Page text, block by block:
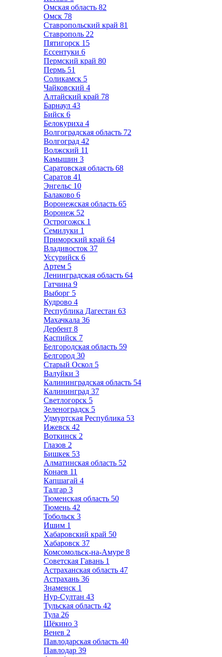
Омская область 82
Омск 78
Ставропольский край 81
Ставрополь 22
Пятигорск 15
Ессентуки 6
Пермский край 80
Пермь 51
Соликамск 5
Чайковский 4
Алтайский край 78
Барнаул 43
Бийск 6
Белокуриха 4
Волгоградская область 72
Волгоград 42
Волжский 11
Камышин 3
Саратовская область 68
Саратов 41
Энгельс 10
Балаково 6
Воронежская область 65
Воронеж 52
Острогожск 1
Семилуки 1
Приморский край 64
Владивосток 37
Уссурийск 6
Артем 5
Ленинградская область 64
Гатчина 9
Выборг 5
Кудрово 4
Республика Дагестан 63
Махачкала 36
Дербент 8
Каспийск 7
Белгородская область 59
Белгород 30
Старый Оскол 5
Валуйки 3
Калининградская область 54
Калининград 37
Светлогорск 5
Зеленоградск 5
Удмуртская Республика 53
Ижевск 42
Воткинск 2
Глазов 2
Бишкек 53
Алматинская область 52
Конаев 11
Капшагай 4
Талгар 3
Тюменская область 50
Тюмень 42
Тобольск 3
Ишим 1
Хабаровский край 50
Хабаровск 37
Комсомольск-на-Амуре 8
Советская Гавань 1
Астраханская область 47
Астрахань 36
Знаменск 1
Нур-Султан 43
Тульская область 42
Тула 26
Щёкино 3
Венев 2
Павлодарская область 40
Павлодар 39